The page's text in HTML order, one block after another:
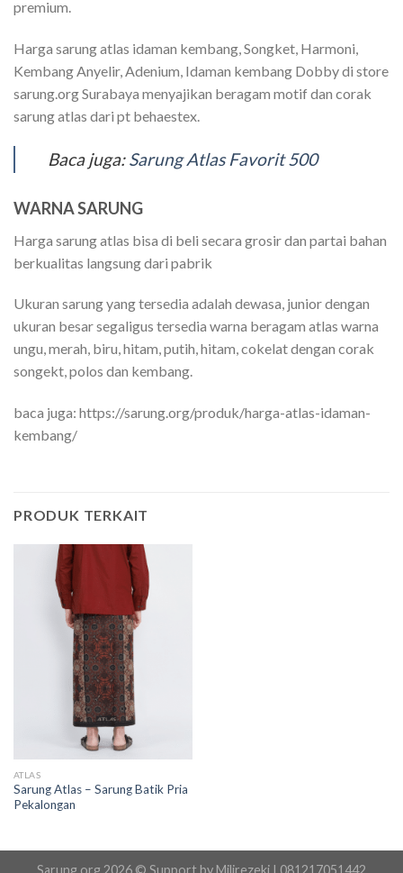
premium.
Harga sarung atlas idaman kembang, Songket, Harmoni,
Kembang Anyelir, Adenium, Idaman kembang Dobby di store
sarung.org Surabaya menyajikan beragam motif dan corak
sarung atlas dari pt behaestex.
Baca juga:Sarung Atlas Favorit 500
WARNA SARUNG
Harga sarung atlas bisa di beli secara grosir dan partai bahan
berkualitas langsung dari pabrik
Ukuran sarung yang tersedia adalah dewasa, junior dengan
ukuran besar segaligus tersedia warna beragam atlas warna
ungu, merah, biru, hitam, putih, hitam, cokelat dengan corak
songekt, polos dan kembang.
baca juga: https://sarung.org/produk/harga-atlas-idaman-
kembang/
PRODUK TERKAIT
ATLAS
Sarung Atlas – Sarung Batik Pria
Pekalongan